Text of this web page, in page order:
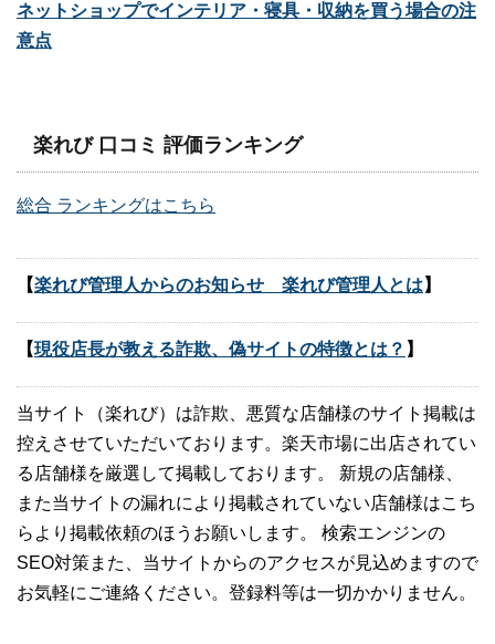
ネットショップでインテリア・寝具・収納を買う場合の注
意点
楽れび 口コミ 評価ランキング
総合 ランキングはこちら
【楽れび管理人からのお知らせ 楽れび管理人とは 】
【現役店長が教える詐欺、偽サイトの特徴とは？ 】
当サイト（楽れび）は詐欺、悪質な店舗様のサイト掲載は
控えさせていただいております。楽天市場に出店されてい
る店舗様を厳選して掲載しております。 新規の店舗様、
また当サイトの漏れにより掲載されていない店舗様はこち
らより掲載依頼のほうお願いします。 検索エンジンの
SEO対策また、当サイトからのアクセスが見込めますので
お気軽にご連絡ください。登録料等は一切かかりません。